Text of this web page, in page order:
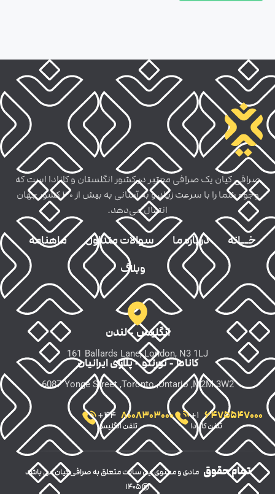
صرافی کیان یک صرافی معتبر در کشور انگلستان و کانادا است که
وجوه شما را با سرعت زیاد و به آسانی به بیش از 30 کشور جهان
انتقال می‌دهد.
خــانه درباره ما سوالات متداول
ماهنامه
وبلاگ
1 6475547000
+
تلفن کانادا
44 8008303000
+
تلفن انگلیس
انگلیس - لندن
161 Ballards Lane, London, N3 1LJ
کانادا - تورنتو - پلازای ایرانیان
6087 Yonge Street ,Toronto ,Ontario ,M2M 3W2
تمام حقوق مادی و معنوی این سایت متعلق به صرافی کیان می باشد
©۱۴۰۵